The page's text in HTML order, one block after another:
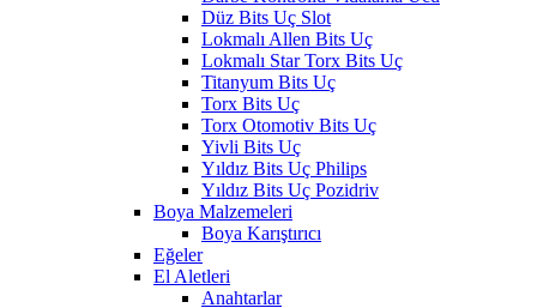
Düz Bits Uç Slot
Lokmalı Allen Bits Uç
Lokmalı Star Torx Bits Uç
Titanyum Bits Uç
Torx Bits Uç
Torx Otomotiv Bits Uç
Yivli Bits Uç
Yıldız Bits Uç Philips
Yıldız Bits Uç Pozidriv
Boya Malzemeleri
Boya Karıştırıcı
Eğeler
El Aletleri
Anahtarlar